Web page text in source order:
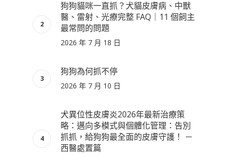
狗狗貓咪一直抓？犬貓皮膚病、中獸
醫、雷射、光療完整 FAQ｜11 個飼主
最常問的問題
2026 年 7 月 18 日
狗狗為何抓不停
2026 年 7 月 10 日
犬異位性皮膚炎2026年最新治療策
略：邁向多模式與個體化管理：告別
抓抓，給狗狗最全面的皮膚守護！ －
西醫處置篇